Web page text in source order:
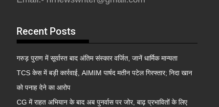
Recent Posts
गरुड़ पुराण में सूर्यास्त बाद अंतिम संस्कार वर्जित, जानें धार्मिक मान्यता
TCS केस में बड़ी कार्रवाई, AIMIM पार्षद मतीन पटेल गिरफ्तार; निदा खान
को पनाह देने का आरोप
CG में राहत अभियान के बाद अब पुनर्वास पर जोर, बाढ़ प्रभावितों के लिए